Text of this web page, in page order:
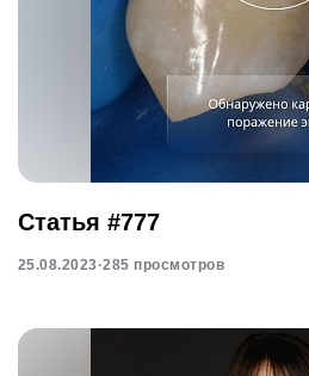
Статья #777
25.08.2023·285 просмотров